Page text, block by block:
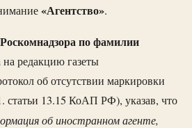
«Агентство».
по фамилии
на редакцию газеты
об отсутствии маркировки
статьи 13.15 КоАП РФ), указав, что
об иностранном агенте,